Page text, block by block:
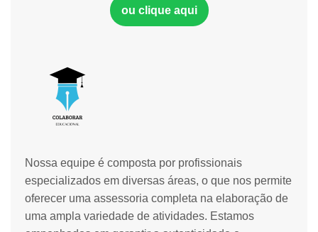
Nossa equipe é composta por profissionais
especializados em diversas áreas, o que nos permite
oferecer uma assessoria completa na elaboração de
uma ampla variedade de atividades. Estamos
ou clique aqui